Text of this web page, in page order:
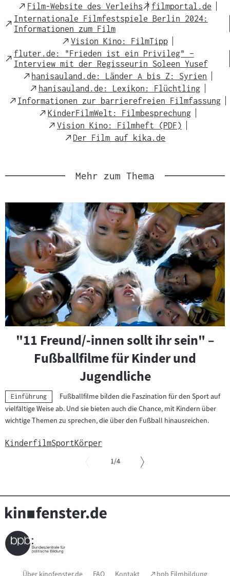
External
Link
Film-Website des Verleihs
External
Link
filmportal.de
External
Link
Internationale Filmfestspiele Berlin 2024:
Informationen zum Film
External
Link
Vision Kino: FilmTipp
External
Link
fluter.de: "Frieden ist ein Privileg" –
Interview mit der Regisseurin Soleen Yusef
External
Link
hanisauland.de: Länder A bis Z: Syrien
External
Link
hanisauland.de: Lexikon: Flüchtling
External
Informationen zur barrierefreien Filmfassung
External
Link
KinderFilmWelt: Filmbesprechung
External
Link
Vision Kino: Filmheft (PDF)
External
Der Film auf kika.de
Mehr zum Thema
Slider
überspringen
und
zur
nächsten
Sprungmarke
springen
"11 Freund/-innen sollt ihr sein" –
Fußballfilme für Kinder und
Jugendliche
Kategorie:
Einführung
Fußballfilme bilden die Faszination für den Sport auf
vielfältige Weise ab. Und sie bieten auch die Chance, mit Kindern über
wichtige Themen zu sprechen, die über den Fußball hinausreichen.
KinderfilmSportKörper
1von
/4
und
zur
vorgelagerten
springen
Seitenfußnavigation (Link